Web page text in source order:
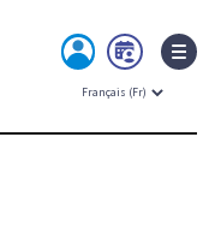
MON
ESPACERDV